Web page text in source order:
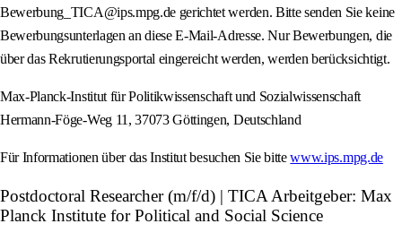
Bewerbung_TICA@ips.mpg.de gerichtet werden. Bitte senden Sie keine
Bewerbungsunterlagen an diese E-Mail-Adresse. Nur Bewerbungen, die
über das Rekrutierungsportal eingereicht werden, werden berücksichtigt.
Max-Planck-Institut für Politikwissenschaft und Sozialwissenschaft
Hermann-Föge-Weg 11, 37073 Göttingen, Deutschland
Für Informationen über das Institut besuchen Sie bittewww.ips.mpg.de
Postdoctoral Researcher (m/f/d) | TICA Arbeitgeber: Max
Planck Institute for Political and Social Science